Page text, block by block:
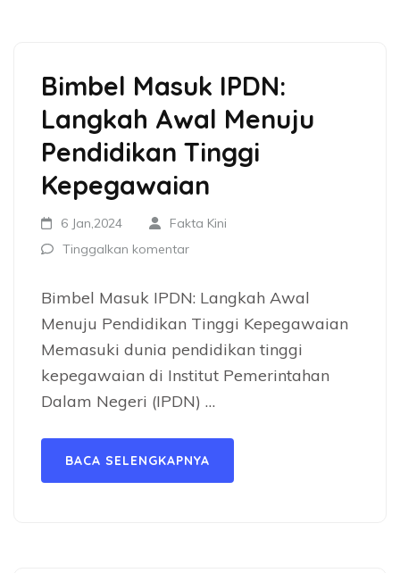
Bimbel Masuk IPDN:
Langkah Awal Menuju
Pendidikan Tinggi
Kepegawaian
6 Jan,2024
Fakta Kini
Tinggalkan komentar
Bimbel Masuk IPDN: Langkah Awal
Menuju Pendidikan Tinggi Kepegawaian
Memasuki dunia pendidikan tinggi
kepegawaian di Institut Pemerintahan
Dalam Negeri (IPDN) …
BACA SELENGKAPNYA